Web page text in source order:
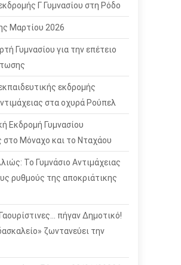
Γ Γυμνασίου στη Ρόδο
Μαρτίου 2026
Γυμνασίου για την επέτειο
εκδρομής
στα οχυρά Ρούπελ
Εκδρομή Γυμνασίου
στο Μόναχο και το Νταχάου
Το Γυμνάσιο Αντιμάχειας
ρυθμούς της αποκριάτικης
πήγαν Δημοτικό!
ζωντανεύει την